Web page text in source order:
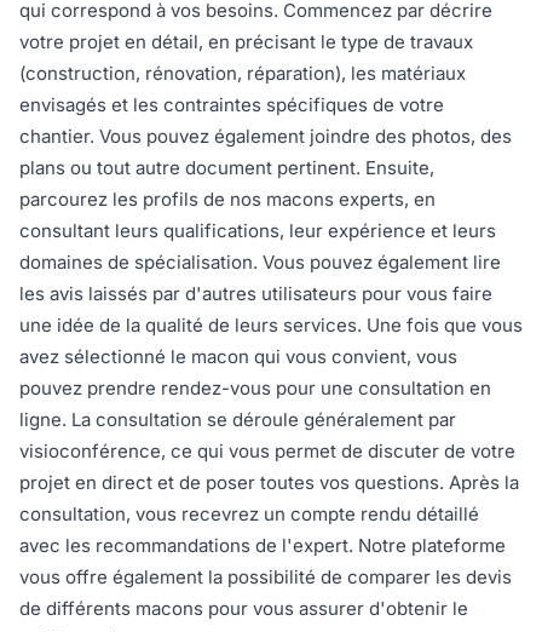
qui correspond à vos besoins. Commencez par décrire
votre projet en détail, en précisant le type de travaux
(construction, rénovation, réparation), les matériaux
envisagés et les contraintes spécifiques de votre
chantier. Vous pouvez également joindre des photos, des
plans ou tout autre document pertinent. Ensuite,
parcourez les profils de nos macons experts, en
consultant leurs qualifications, leur expérience et leurs
domaines de spécialisation. Vous pouvez également lire
les avis laissés par d'autres utilisateurs pour vous faire
une idée de la qualité de leurs services. Une fois que vous
avez sélectionné le macon qui vous convient, vous
pouvez prendre rendez-vous pour une consultation en
ligne. La consultation se déroule généralement par
visioconférence, ce qui vous permet de discuter de votre
projet en direct et de poser toutes vos questions. Après la
consultation, vous recevrez un compte rendu détaillé
avec les recommandations de l'expert. Notre plateforme
vous offre également la possibilité de comparer les devis
de différents macons pour vous assurer d'obtenir le